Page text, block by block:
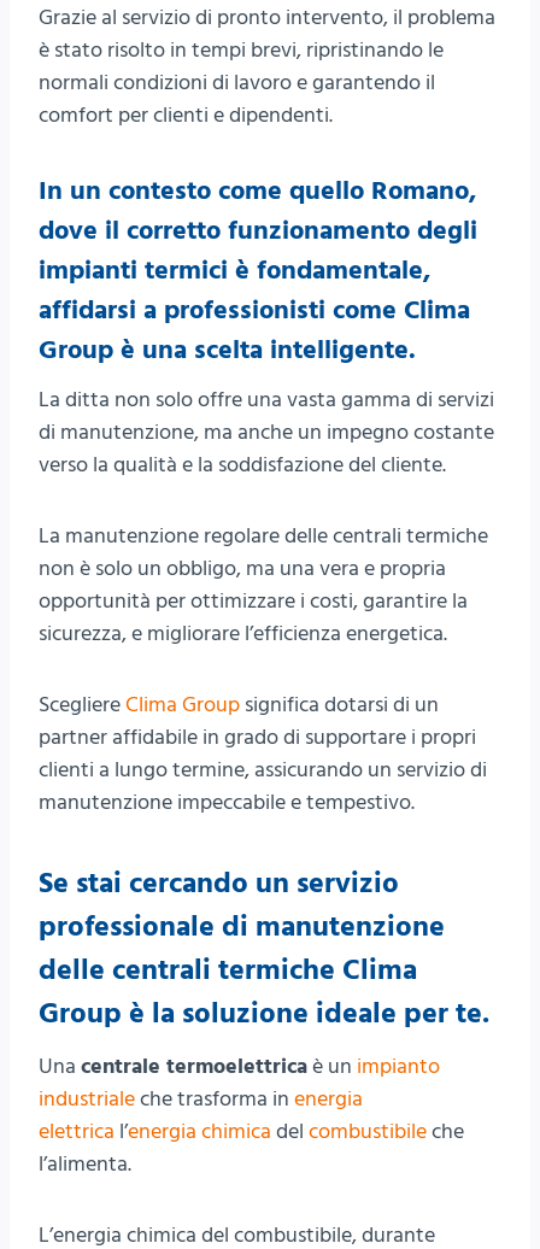
Grazie al servizio di pronto intervento, il problema
è stato risolto in tempi brevi, ripristinando le
normali condizioni di lavoro e garantendo il
comfort per clienti e dipendenti.
In un contesto come quello Romano,
dove il corretto funzionamento degli
impianti termici è fondamentale,
affidarsi a professionisti come Clima
Group è una scelta intelligente.
La ditta non solo offre una vasta gamma di servizi
di manutenzione, ma anche un impegno costante
verso la qualità e la soddisfazione del cliente.
La manutenzione regolare delle centrali termiche
non è solo un obbligo, ma una vera e propria
opportunità per ottimizzare i costi, garantire la
sicurezza, e migliorare l’efficienza energetica.
ScegliereClima Group significa dotarsi di un
partner affidabile in grado di supportare i propri
clienti a lungo termine, assicurando un servizio di
manutenzione impeccabile e tempestivo.
Se stai cercando un servizio
professionale di manutenzione
delle centrali termiche Clima
Group è la soluzione ideale per te.
Una centrale termoelettricaè un impianto
industrialeche trasforma in energia
elettrica l’energia chimica del combustibileche
l’alimenta.
L’energia chimica del combustibile, durante